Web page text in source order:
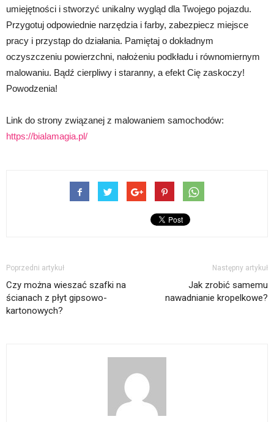
umiejętności i stworzyć unikalny wygląd dla Twojego pojazdu.
Przygotuj odpowiednie narzędzia i farby, zabezpiecz miejsce
pracy i przystąp do działania. Pamiętaj o dokładnym
oczyszczeniu powierzchni, nałożeniu podkładu i równomiernym
malowaniu. Bądź cierpliwy i staranny, a efekt Cię zaskoczy!
Powodzenia!
Link do strony związanej z malowaniem samochodów:
https://bialamagia.pl/
Poprzedni artykuł
Czy można wieszać szafki na
ścianach z płyt gipsowo-
kartonowych?
Następny artykuł
Jak zrobić samemu
nawadnianie kropelkowe?